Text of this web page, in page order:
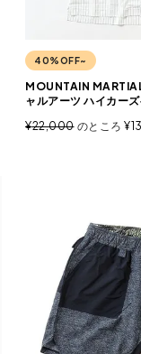
40%OFF~
MOUNTAIN
ャルアーツ ハイカー
¥22,000 のところ ¥